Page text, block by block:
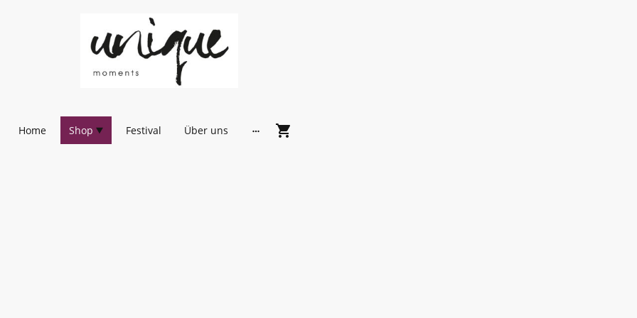
Home Shop Festival Über uns